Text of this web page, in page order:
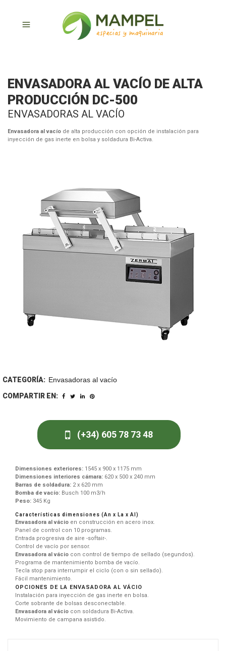
ENVASADORA AL VACÍO DE ALTA
PRODUCCIÓN DC-500
ENVASADORAS AL VACÍO
Envasadora al vacío de alta producción con opción de instalación para
inyección de gas inerte en bolsa y soldadura Bi-Activa.
CATEGORÍA: Envasadoras al vacío
COMPARTIR EN:
(+34) 605 78 73 48
Dimensiones exteriores: 1545 x 900 x 1175 mm
Dimensiones interiores cámara: 620 x 500 x 240 mm
Barras de soldadura: 2 x 620 mm
Bomba de vacío: Busch 100 m3/h
Peso: 345 Kg
Características dimensiones (An x La x Al)
Envasadora al vácio en construcción en acero inox.
Panel de control con 10 programas.
Entrada progresiva de aire -softair-.
Control de vacío por sensor.
Envasadora al vácio con control de tiempo de sellado (segundos).
Programa de mantenimiento bomba de vacío.
Tecla stop para interrumpir el ciclo (con o sin sellado).
Fácil mantenimiento.
OPCIONES DE LA ENVASADORA AL VÁCIO
Instalación para inyección de gas inerte en bolsa.
Corte sobrante de bolsas desconectable.
Envasadora al vácio con soldadura Bi-Activa.
Movimiento de campana asistido.